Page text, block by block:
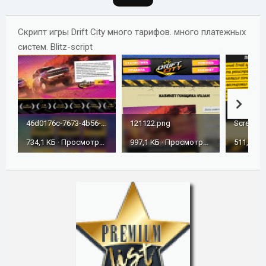
н
и
я
Скрипт игры Drift City много тарифов. много платежных
систем. Blitz-script
46d0176c-7673-4b56-bacd-6815e8ea92cd.jpg
734,1 КБ · Просмотры: 346
121122.png
997,1 КБ · Просмотры: 428